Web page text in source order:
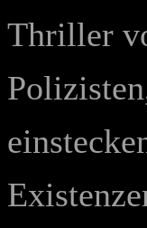
Thriller